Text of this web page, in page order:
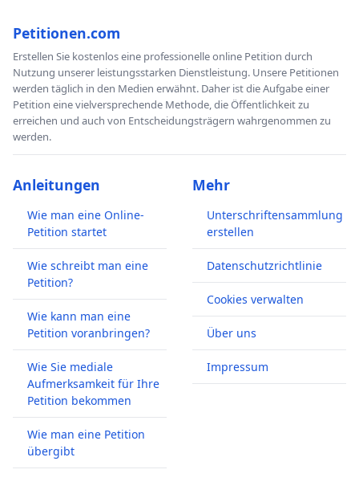
Petitionen.com
Erstellen Sie kostenlos eine professionelle online Petition durch
Nutzung unserer leistungsstarken Dienstleistung. Unsere Petitionen
werden täglich in den Medien erwähnt. Daher ist die Aufgabe einer
Petition eine vielversprechende Methode, die Öffentlichkeit zu
erreichen und auch von Entscheidungsträgern wahrgenommen zu
werden.
Anleitungen
Wie man eine Online-
Petition startet
Wie schreibt man eine
Petition?
Wie kann man eine
Petition voranbringen?
Wie Sie mediale
Aufmerksamkeit für Ihre
Petition bekommen
Wie man eine Petition
übergibt
Mehr
Unterschriftensammlung
erstellen
Datenschutzrichtlinie
Cookies verwalten
Über uns
Impressum